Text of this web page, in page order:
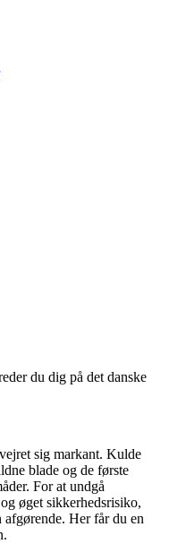
du dig på det danske
sig markant. Kulde
blade og de første
For at undgå
øget sikkerhedsrisiko,
Her får du en